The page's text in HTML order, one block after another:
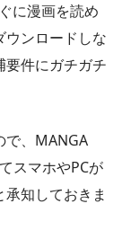
に漫画を読め
ウンロードしな
要件にガチガチ
で、MANGA
スマホやPCが
知しておきま